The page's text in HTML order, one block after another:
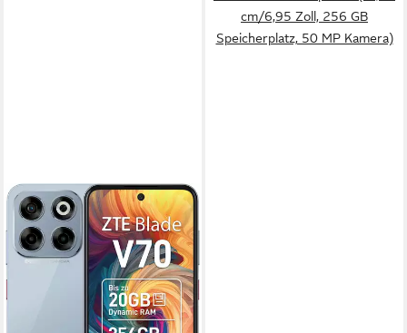
cm/6,95 Zoll, 256 GB
Speicherplatz, 50 MP Kamera)